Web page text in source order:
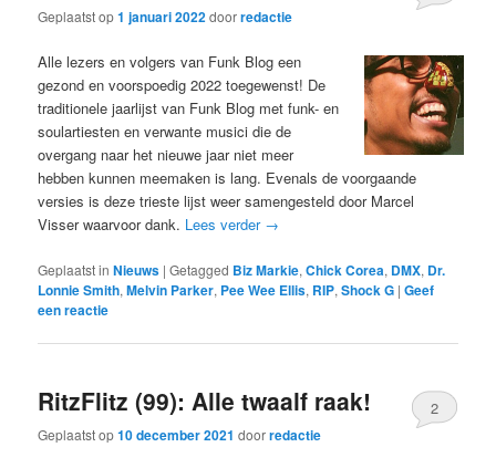
Geplaatst op1 januari 2022doorredactie
Alle lezers en volgers van Funk Blog een
gezond en voorspoedig 2022 toegewenst! De
traditionele jaarlijst van Funk Blog met funk- en
soulartiesten en verwante musici die de
overgang naar het nieuwe jaar niet meer
hebben kunnen meemaken is lang. Evenals de voorgaande
versies is deze trieste lijst weer samengesteld door Marcel
Visser waarvoor dank. Lees verder →
Geplaatst in Nieuws |Getagged Biz Markie,Chick Corea, DMX, Dr.
Lonnie Smith,Melvin Parker, Pee Wee Ellis, RIP,Shock G |Geef
een reactie
RitzFlitz (99): Alle twaalf raak!
Geplaatst op10 december 2021 doorredactie
2